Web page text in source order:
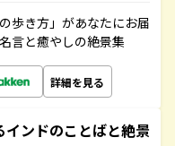
歩き方」があなたにお届
言と癒やしの絶景集
詳細を見る
ンドのことばと絶景